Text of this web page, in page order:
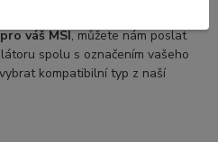
váš MSI, můžete nám poslat
spolu s označením vašeho
kompatibilní typ z naší